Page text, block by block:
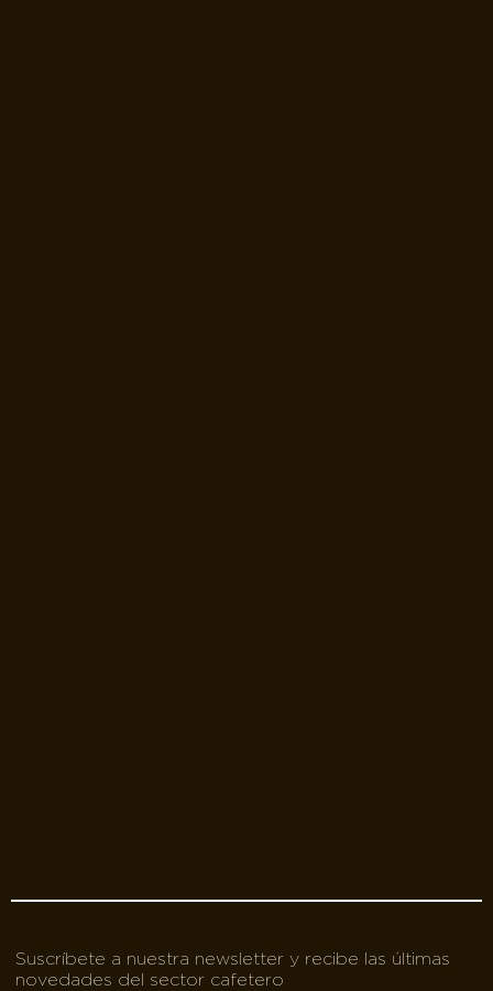
Suscríbete a nuestra newsletter y recibe las últimas
novedades del sector cafetero